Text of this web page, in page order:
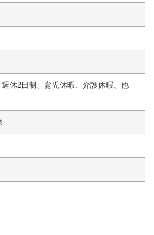
休2日制、育児休暇、介護休暇、他